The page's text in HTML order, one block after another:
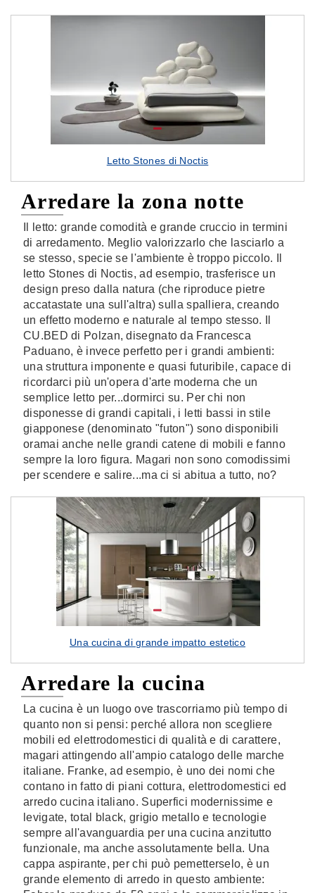
Letto Stones di Noctis
Arredare la zona notte
Il letto: grande comodità e grande cruccio in termini
di arredamento. Meglio valorizzarlo che lasciarlo a
se stesso, specie se l'ambiente è troppo piccolo. Il
letto Stones di Noctis, ad esempio, trasferisce un
design preso dalla natura (che riproduce pietre
accatastate una sull'altra) sulla spalliera, creando
un effetto moderno e naturale al tempo stesso. Il
CU.BED di Polzan, disegnato da Francesca
Paduano, è invece perfetto per i grandi ambienti:
una struttura imponente e quasi futuribile, capace di
ricordarci più un'opera d'arte moderna che un
semplice letto per...dormirci su. Per chi non
disponesse di grandi capitali, i letti bassi in stile
giapponese (denominato "futon") sono disponibili
oramai anche nelle grandi catene di mobili e fanno
sempre la loro figura. Magari non sono comodissimi
per scendere e salire...ma ci si abitua a tutto, no?
Una cucina di grande impatto estetico
Arredare la cucina
La cucina è un luogo ove trascorriamo più tempo di
quanto non si pensi: perché allora non scegliere
mobili ed elettrodomestici di qualità e di carattere,
magari attingendo all'ampio catalogo delle marche
italiane. Franke, ad esempio, è uno dei nomi che
contano in fatto di piani cottura, elettrodomestici ed
arredo cucina italiano. Superfici modernissime e
levigate, total black, grigio metallo e tecnologie
sempre all'avanguardia per una cucina anzitutto
funzionale, ma anche assolutamente bella. Una
cappa aspirante, per chi può pemetterselo, è un
grande elemento di arredo in questo ambiente: